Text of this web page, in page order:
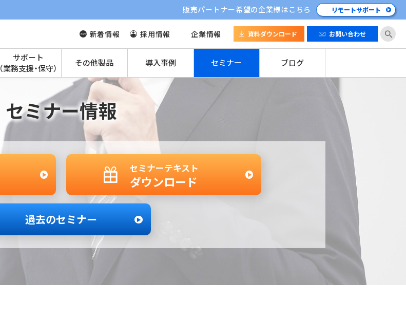
販売パートナー希望の企業様はこちら リモートサポート
新着情報 採用情報 企業情報 資料ダウンロード お問い合わせ
サポート
（業務支援・保守）
その他製品 導入事例 セミナー ブログ
セミナー情報
セミナーテキスト
ダウンロード
過去のセミナー